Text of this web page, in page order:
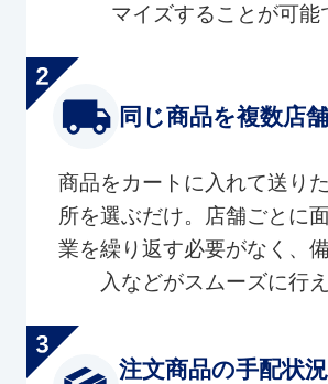
マイズすることが可能
同じ商品を複数店
商品をカートに入れて送り
所を選ぶだけ。店舗ごとに
業を繰り返す必要がなく、
入などがスムーズに行え
注文商品の手配状